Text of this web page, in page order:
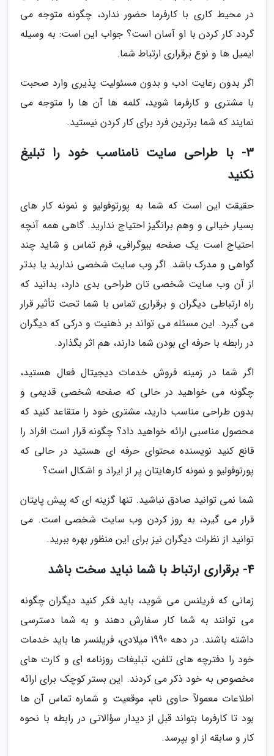
در محیط کاری با کارفرما حضور ندارد، چگونه متوجه می
گردد کار کردن با او آسان است؟ جواب این است: به وسیله
ایمیل ها و نوع برقراری ارتباط شما.
اگر بدون رعایت ادب و بدون مسئولیت پذیری وارد صحبت
با مشتری و کارفرما شوید، کلمه ها آن ها را متوجه می
نمایند که شما برترین فرد برای کار کردن نیستید.
3- با طراحی سایت نامناسب خود را تبلیغ
نکنید
حقیقت این است که شما به پورتوفولیو و نمونه کار های
بسیار خیالی و وهم برانگیز احتیاج ندارید. گاهی همه آنچه
احتیاج است یک صفحه بیوگرافی، فرم تماس و شاید چند
گواهی و مدرک باشد. اگر وب سایت شخصی ندارید یا بدتر
از آن وب سایت شخصی تان طراحی بدی دارد، بدانید که
راه ارتباطی دیگران و برقراری تماس با شما تحت تأثیر قرار
می گیرد. این مسئله می تواند بر ذهنیت و درکی که دیگران
در رابطه با حرفه ای بودن شما دارند، هم اثر بگذارد.
اگر شما در زمینه فروش خدمات دیجیتال فعال هستید،
چگونه می خواهید در حالی که صفحه شخصی قدیمی و
بدون طراحی مناسب دارید، مشتری خود را متقاعد کنید که
محصول مناسبی ارائه خواهید داد؟ چگونه قرار است افراد را
قانع کنید نویسنده محتوای حرفه ای هستید در حالی که
پورتوفولیو و نمونه کارهایتان پر از ایراد و اشکال است؟
شما نمی توانید صادق نباشید. تنها گزینه ای که پیش پایتان
قرار می گیرد، به روز کردن وب سایت شخصی است. می
توانید از نظرات دیگران نیز برای این منظور بهره ببرید.
4- برقراری ارتباط با شما نباید سخت باشد
زمانی که فریلنس می شوید، باید فکر کنید دیگران چگونه
می توانند به شما کار سفارش دهند و به شما دسترسی
داشته باشند. در دهه 1990 میلادی، فریلنسر ها باید خدمات
خود را دفترچه های تلفن، تبلیغات روزنامه ای و کارت های
مخصوص به خود ذکر می کردند. این بستر کوچک برای ارائه
اطلاعات معمولاً حاوی نام، موقعیت و شماره تماس آن ها
بود تا کارفرما بتواند قبل از دیدار سؤالاتی در رابطه با نحوه
کار و سابقه از او بپرسد.